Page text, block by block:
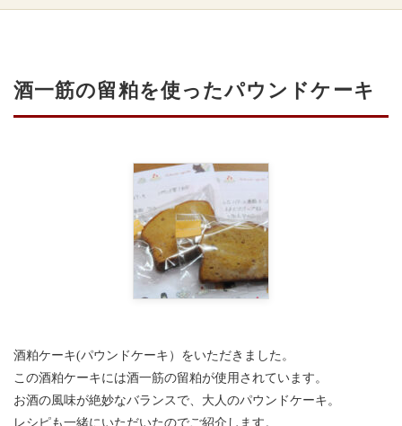
酒一筋の留粕を使ったパウンドケーキ
酒粕ケーキ(パウンドケーキ）をいただきました。
この酒粕ケーキには酒一筋の留粕が使用されています。
お酒の風味が絶妙なバランスで、大人のパウンドケーキ。
レシピも一緒にいただいたのでご紹介します。